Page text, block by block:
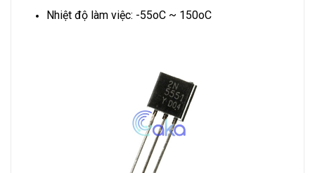
Nhiệt độ làm việc: -55oC ~ 150oC